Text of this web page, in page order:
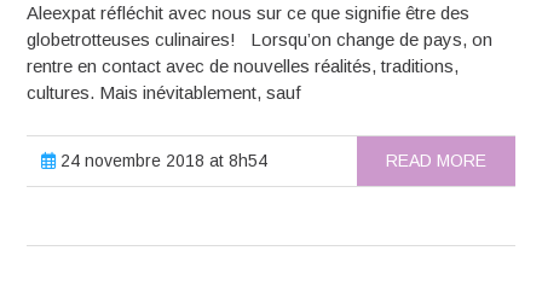
Aleexpat réfléchit avec nous sur ce que signifie être des
globetrotteuses culinaires! Lorsqu’on change de pays, on
rentre en contact avec de nouvelles réalités, traditions,
cultures. Mais inévitablement, sauf
24 novembre 2018 at 8h54 READ MORE